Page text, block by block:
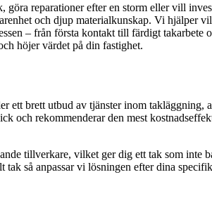
reparationer efter en storm eller vill
och djup materialkunskap. Vi hjälper
– från första kontakt till färdigt takarbete
höjer värdet på din fastighet.
ett brett utbud av tjänster inom takläggning,
och rekommenderar den mest
tillverkare, vilket ger dig ett tak som inte
så anpassar vi lösningen efter dina